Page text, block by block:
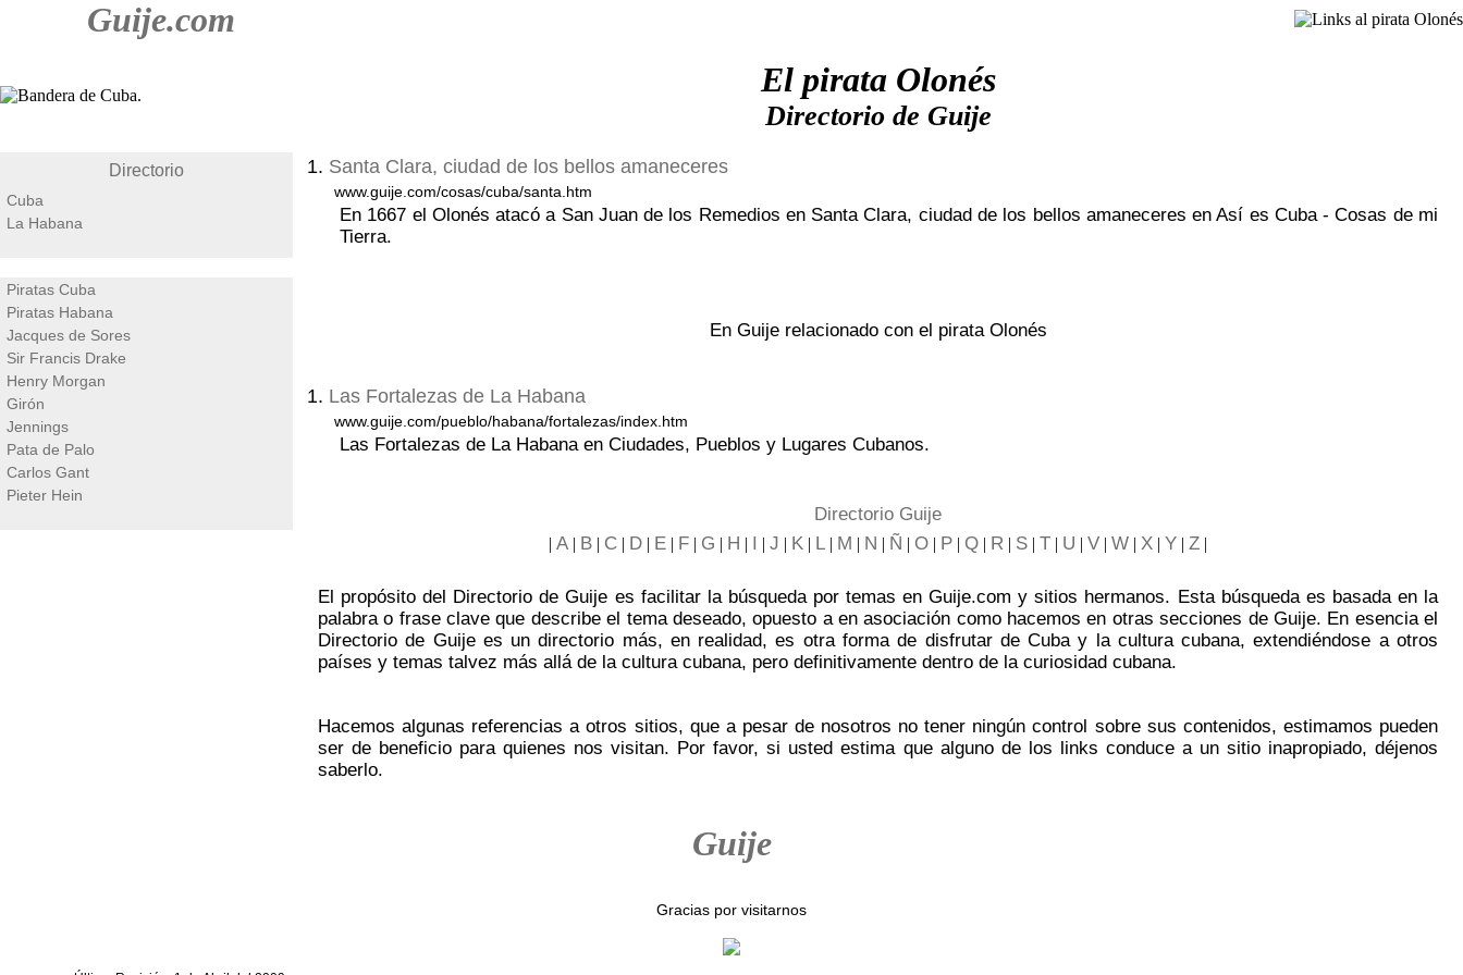
Guije.com
El pirata Olonés
Directorio de Guije
Directorio
Cuba
La Habana
Piratas Cuba
Piratas Habana
Jacques de Sores
Sir Francis Drake
Henry Morgan
Girón
Jennings
Pata de Palo
Carlos Gant
Pieter Hein
1. Santa Clara, ciudad de los bellos amaneceres
www.guije.com/cosas/cuba/santa.htm
En 1667 el Olonés atacó a San Juan de los Remedios en Santa Clara, ciudad de los bellos amaneceres en Así es Cuba - Cosas de mi
Tierra.
En Guije relacionado con el pirata Olonés
1. Las Fortalezas de La Habana
www.guije.com/pueblo/habana/fortalezas/index.htm
Las Fortalezas de La Habana en Ciudades, Pueblos y Lugares Cubanos.
Directorio Guije
| A | B | C | D | E | F | G | H | I | J | K | L | M | N | Ñ | O | P | Q | R | S | T | U | V | W | X | Y | Z |
El propósito del Directorio de Guije es facilitar la búsqueda por temas en Guije.com y sitios hermanos. Esta búsqueda es basada en la
palabra o frase clave que describe el tema deseado, opuesto a en asociación como hacemos en otras secciones de Guije. En esencia el
Directorio de Guije es un directorio más, en realidad, es otra forma de disfrutar de Cuba y la cultura cubana, extendiéndose a otros
países y temas talvez más allá de la cultura cubana, pero definitivamente dentro de la curiosidad cubana.
Hacemos algunas referencias a otros sitios, que a pesar de nosotros no tener ningún control sobre sus contenidos, estimamos pueden
ser de beneficio para quienes nos visitan. Por favor, si usted estima que alguno de los links conduce a un sitio inapropiado, déjenos
saberlo.
Guije
Gracias por visitarnos